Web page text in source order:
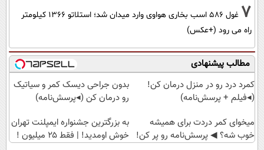
7
غول 586 اسب بخاری هواوی وارد میدان شد؛ استلاتو 1366 کیلومتر
راه می رود (+عکس)
مطالب پیشنهادی
کمرد درد رو در منزل درمان کن!
(◂فیلم + پرسش‌نامه)
بدون جراحی دیسک کمر و سیاتیک
رو درمان کن (◂پرسش‌نامه)
میخوای کمر دردت برای همیشه
خوب شه؟ ◀ پرسش‌نامه رو پر کن!
به بزرگترین جشنواره ایمپلنت تهران
خوش اومدید! | فقط ۲۵ میلیون !